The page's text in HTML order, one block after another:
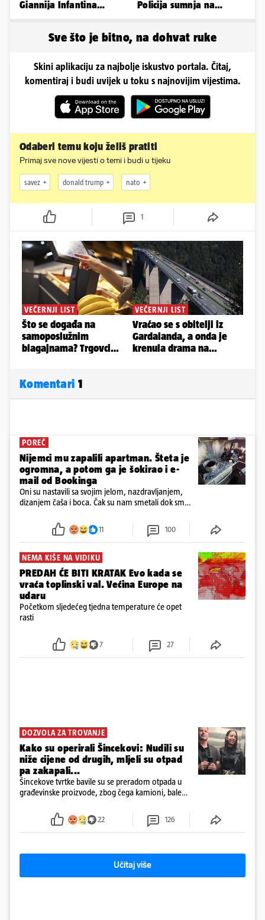
Giannija Infantina
Policija sumnja na
Sve što je bitno, na dohvat ruke
Skini aplikaciju za najbolje iskustvo portala. Čitaj,
komentiraj i budi uvijek u toku s najnovijim vijestima.
Odaberi temu koju želiš pratiti
Primaj sve nove vijesti o temi i budi u tijeku
savez donald trump nato
1
Komentari 1
POREČ
Nijemci mu zapalili apartman. Šteta je
ogromna, a potom ga je šokirao i e-
mail od Bookinga
Oni su nastavili sa svojim jelom, nazdravljanjem,
dizanjem čaša i boca. Čak su nam smetali dok smo
požar, rekao je vlasnik
11 100
NEMA KIŠE NA VIDIKU
PREDAH ĆE BITI KRATAK Evo kada se
vraća toplinski val. Većina Europe na
udaru
Početkom sljedećeg tjedna temperature će opet
rasti
7 27
DOZVOLA ZA TROVANJE
Kako su operirali Šincekovi: Nudili su
niže cijene od drugih, mljeli su otpad
pa zakapali...
Šincekove tvrtke bavile su se preradom otpada u
građevinske proizvode, zbog čega kamioni, bale
22 126
Učitaj više